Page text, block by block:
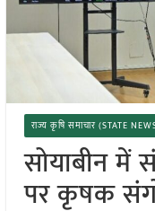
राज्य कृषि समाचार (STATE
सोयाबीन में
पर कृषक